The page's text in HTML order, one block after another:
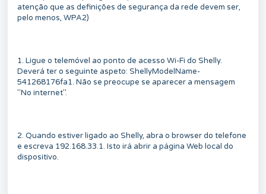
atenção que as definições de segurança da rede devem ser,
pelo menos, WPA2)
1. Ligue o telemóvel ao ponto de acesso Wi-Fi do Shelly.
Deverá ter o seguinte aspeto: ShellyModelName-
541268176fa1. Não se preocupe se aparecer a mensagem
"No internet".
2. Quando estiver ligado ao Shelly, abra o browser do telefone
e escreva 192.168.33.1. Isto irá abrir a página Web local do
dispositivo.